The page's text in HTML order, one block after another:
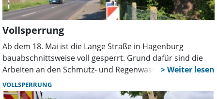
Vollsperrung
Ab dem 18. Mai ist die Lange Straße in Hagenburg
bauabschnittsweise voll gesperrt. Grund dafür sind die
Arbeiten an den Schmutz- und Regenwasserkanälen, sie
werden voraussichtlich bis in den Herbst andauern. Der
Fernverkehr wird für die Dauer der Bauarbeiten ab
VOLLSPERRUNG